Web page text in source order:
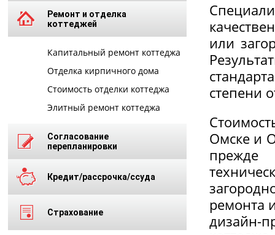
или
степени
Омске и
прежде
ремонта
дизайн-
Ремонт и отделка
коттеджей
Капитальный ремонт коттеджа
Отделка кирпичного дома
Стоимость отделки коттеджа
Элитный ремонт коттеджа
Согласование
перепланировки
Кредит/рассрочка/ссуда
Страхование